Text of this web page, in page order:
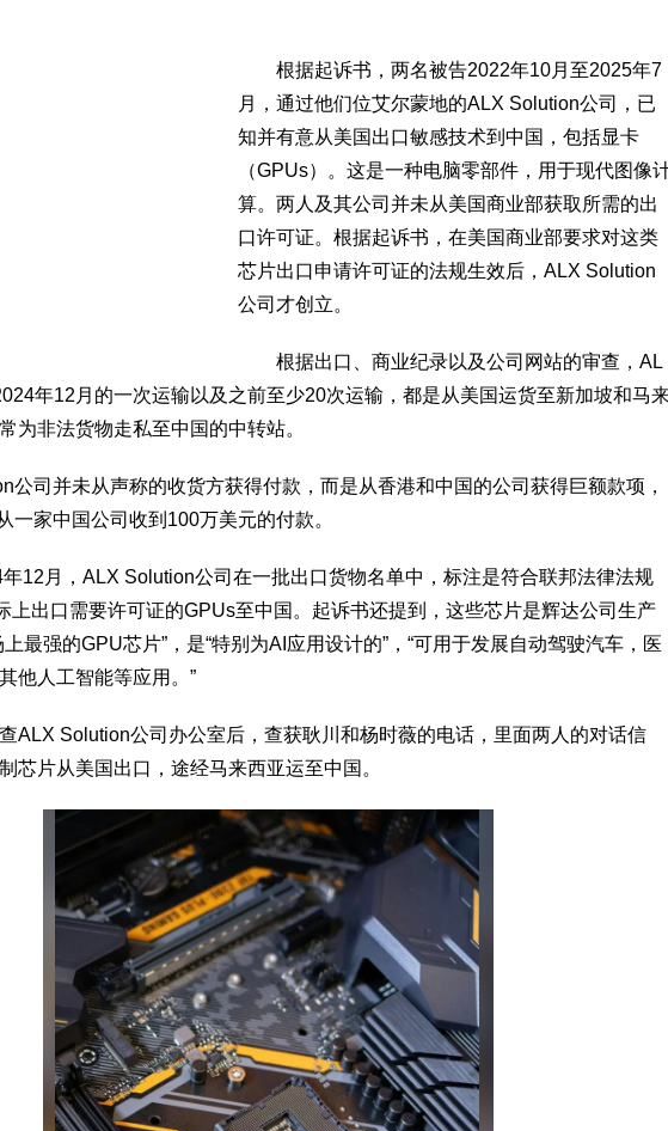
根据起诉书，两名被告2022年10月至2025年7
月，通过他们位艾尔蒙地的ALX Solution公司，已
知并有意从美国出口敏感技术到中国，包括显卡
（GPUs）。这是一种电脑零部件，用于现代图像
算。两人及其公司并未从美国商业部获取所需的出
口许可证。根据起诉书，在美国商业部要求对这类
芯片出口申请许可证的法规生效后，ALX Solution
公司才创立。
根据出口、商业纪录以及公司网站的审查，AL
年12月的一次运输以及之前至少20次运输，都是从美国运货至新加坡和马
为非法货物走私至中国的中转站。
司并未从声称的收货方获得付款，而是从香港和中国的公司获得巨额款项，
一家中国公司收到100万美元的付款。
月，ALX Solution公司在一批出口货物名单中，标注是符合联邦法律法规
上出口需要许可证的GPUs至中国。起诉书还提到，这些芯片是辉达公司生产
最强的GPU芯片”，是“特别为AI应用设计的”，“可用于发展自动驾驶汽车，医
他人工智能等应用。”
Solution公司办公室后，查获耿川和杨时薇的电话，里面两人的对话信
芯片从美国出口，途经马来西亚运至中国。